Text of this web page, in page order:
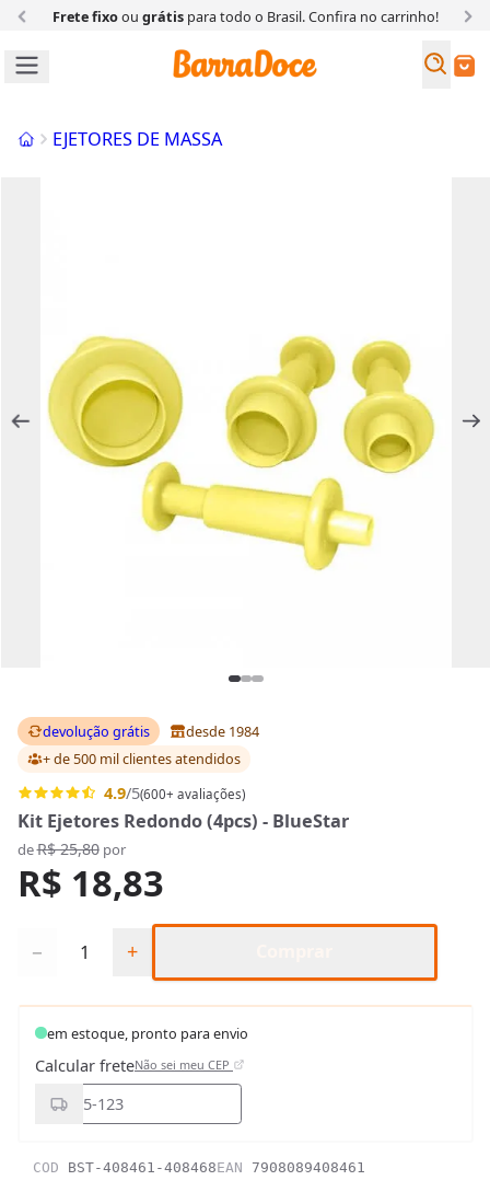
Frete fixoou grátispara todo o Brasil. Confira no carrinho!
Buscar
InícioEJETORES DE MASSA
devolução grátis
desde 1984
+ de 500 mil clientesatendidos
4.9/5(600+ avaliações)
Kit Ejetores Redondo (4pcs) - BlueStar
deR$ 25,80por
R$ 18,83
− +
em estoque, pronto para envio
Calcular freteNão sei meu CEP
COD BST-408461-408468EAN 7908089408461